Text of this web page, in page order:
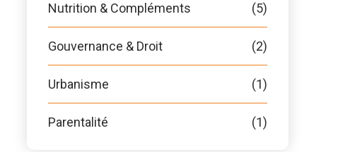
Nutrition & Compléments (5)
Gouvernance & Droit (2)
Urbanisme (1)
Parentalité (1)